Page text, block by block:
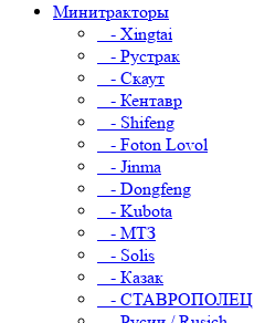
Минитракторы
- Xingtai
- Рустрак
- Скаут
- Кентавр
- Shifeng
- Foton Lovol
- Jinma
- Dongfeng
- Kubota
- МТЗ
- Solis
- Казак
- СТАВРОПОЛЕЦ